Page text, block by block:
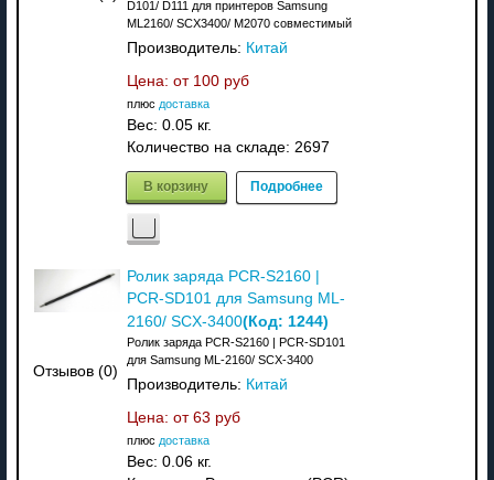
D101/ D111 для принтеров Samsung
ML2160/ SCX3400/ M2070 совместимый
Производитель: Китай
Цена: от 100 руб
плюс доставка
Вес: 0.05 кг.
Количество на складе: 2697
В корзину Подробнее
Отзывов (0)
Ролик заряда PCR-S2160 |
PCR-SD101 для Samsung ML-
2160/ SCX-3400(Код: 1244)
Ролик заряда PCR-S2160 | PCR-SD101
для Samsung ML-2160/ SCX-3400
Производитель: Китай
Цена: от 63 руб
плюс доставка
Вес: 0.06 кг.